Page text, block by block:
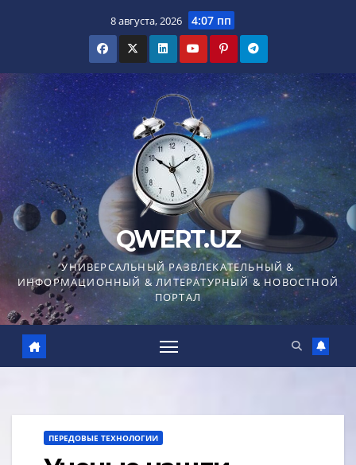
8 августа, 2026 4:07 пп
QWERT.UZ
УНИВЕРСАЛЬНЫЙ РАЗВЛЕКАТЕЛЬНЫЙ &
ИНФОРМАЦИОННЫЙ & ЛИТЕРАТУРНЫЙ & НОВОСТНОЙ
ПОРТАЛ
ПЕРЕДОВЫЕ ТЕХНОЛОГИИ